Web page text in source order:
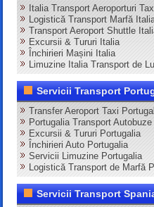
Italia Transport Aeroporturi
Logistică Transport Marfă
Transport Aeroport Shuttle
Excursii & Tururi Italia
Închirieri Mașini Italia
Limuzine Italia Transport de
Servicii Transport
Transfer Aeroport Taxi
Portugalia Transport
Excursii & Tururi Portugalia
Închirieri Auto Portugalia
Servicii Limuzine Portugalia
Logistică Transport de Marfă
Servicii Transport